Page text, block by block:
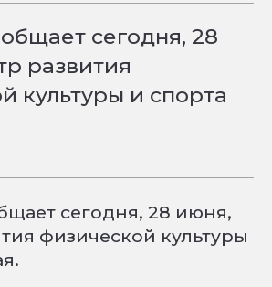
сегодня, 28
развития
культуры и спорта
сегодня, 28 июня,
физической культуры